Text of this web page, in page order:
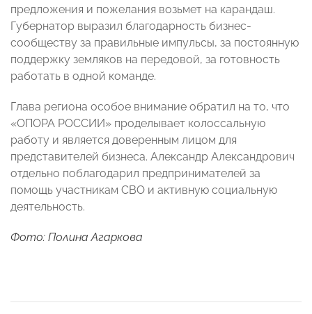
предложения и пожелания возьмет на карандаш.
Губернатор выразил благодарность бизнес-
сообществу за правильные импульсы, за постоянную
поддержку земляков на передовой, за готовность
работать в одной команде.
Глава региона особое внимание обратил на то, что
«ОПОРА РОССИИ» проделывает колоссальную
работу и является доверенным лицом для
представителей бизнеса. Александр Александрович
отдельно поблагодарил предпринимателей за
помощь участникам СВО и активную социальную
деятельность.
Фото: Полина Агаркова